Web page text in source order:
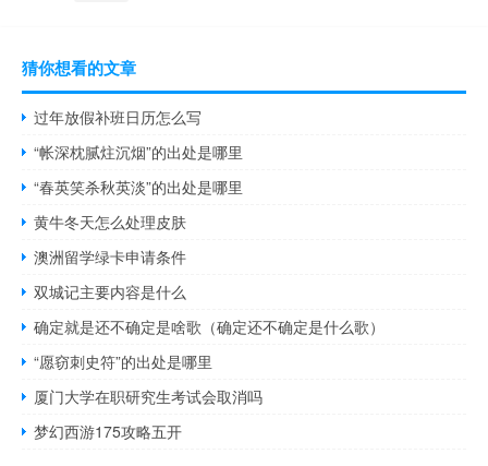
猜你想看的文章
过年放假补班日历怎么写
“帐深枕腻炷沉烟”的出处是哪里
“春英笑杀秋英淡”的出处是哪里
黄牛冬天怎么处理皮肤
澳洲留学绿卡申请条件
双城记主要内容是什么
确定就是还不确定是啥歌（确定还不确定是什么歌）
“愿窃刺史符”的出处是哪里
厦门大学在职研究生考试会取消吗
梦幻西游175攻略五开